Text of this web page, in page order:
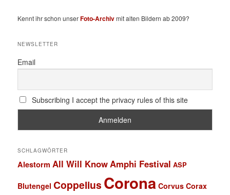
Kennt ihr schon unserFoto-Archivmit alten Bildern ab 2009?
NEWSLETTER
Email
Subscribing I accept the privacy rules of this site
SCHLAGWÖRTER
Alestorm All Will KnowAmphi Festival ASP
Blutengel Coppelius Corona Corvus Corax